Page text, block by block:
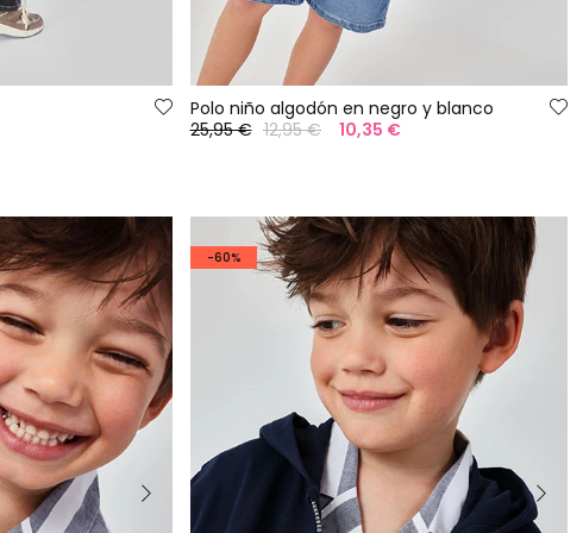
Polo niño algodón en negro y blanco
25,95 € 12,95 € 10,35 €
-60%